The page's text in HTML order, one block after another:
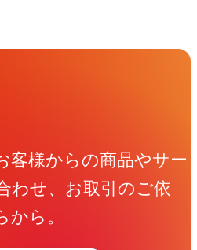
問い合わせ
客様からの商品やサー
わせ、お取引のご依
ら。